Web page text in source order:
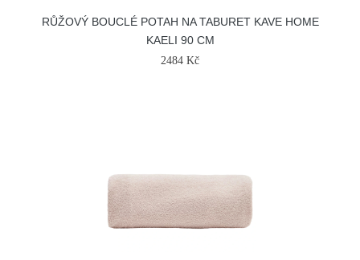
RŮŽOVÝ BOUCLÉ POTAH NA TABURET KAVE HOME
KAELI 90 CM
2484 Kč